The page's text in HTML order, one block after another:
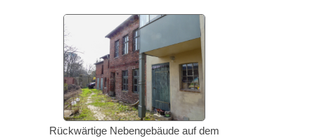
Rückwärtige Nebengebäude auf dem